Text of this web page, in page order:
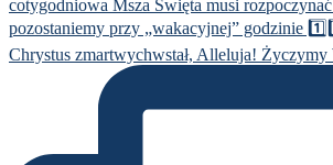
Chrystus zmartwychwstał, Alleluja! Życzymy